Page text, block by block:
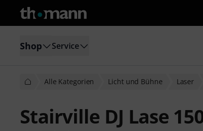
Shop Service
Alle Kategorien Licht und Bühne Laser
Stairville DJ Lase